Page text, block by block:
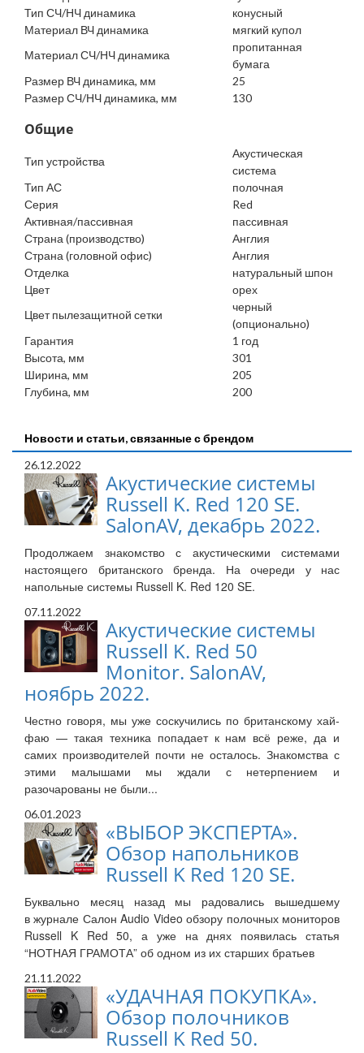
Тип СЧ/НЧ динамика
конусный
Материал ВЧ динамика
мягкий купол
Материал СЧ/НЧ динамика
пропитанная
бумага
Размер ВЧ динамика, мм
25
Размер СЧ/НЧ динамика, мм
130
Общие
Тип устройства
Акустическая
система
Тип АС
полочная
Серия
Red
Активная/пассивная
пассивная
Страна (производство)
Англия
Страна (головной офис)
Англия
Отделка
натуральный шпон
Цвет
орех
Цвет пылезащитной сетки
черный
(опционально)
Гарантия
1 год
Высота, мм
301
Ширина, мм
205
Глубина, мм
200
Новости и статьи, связанные с брендом
26.12.2022
Акустические системы
Russell K. Red 120 SE.
SalonAV, декабрь 2022.
Продолжаем знакомство с акустическими системами
настоящего британского бренда. На очереди у нас
напольные системы Russell K. Red 120 SE.
07.11.2022
Акустические системы
Russell K. Red 50
Monitor. SalonAV,
ноябрь 2022.
Честно говоря, мы уже соскучились по британскому хай-
фаю — такая техника попадает к нам всё реже, да и
самих производителей почти не осталось. Знакомства с
этими малышами мы ждали с нетерпением и
разочарованы не были...
06.01.2023
«ВЫБОР ЭКСПЕРТА».
Обзор напольников
Russell K Red 120 SE.
Буквально месяц назад мы радовались вышедшему
в журнале Салон Audio Video обзору полочных мониторов
Russell K Red 50, а уже на днях появилась статья
“НОТНАЯ ГРАМОТА” об одном из их старших братьев
21.11.2022
«УДАЧНАЯ ПОКУПКА».
Обзор полочников
Russell K Red 50.